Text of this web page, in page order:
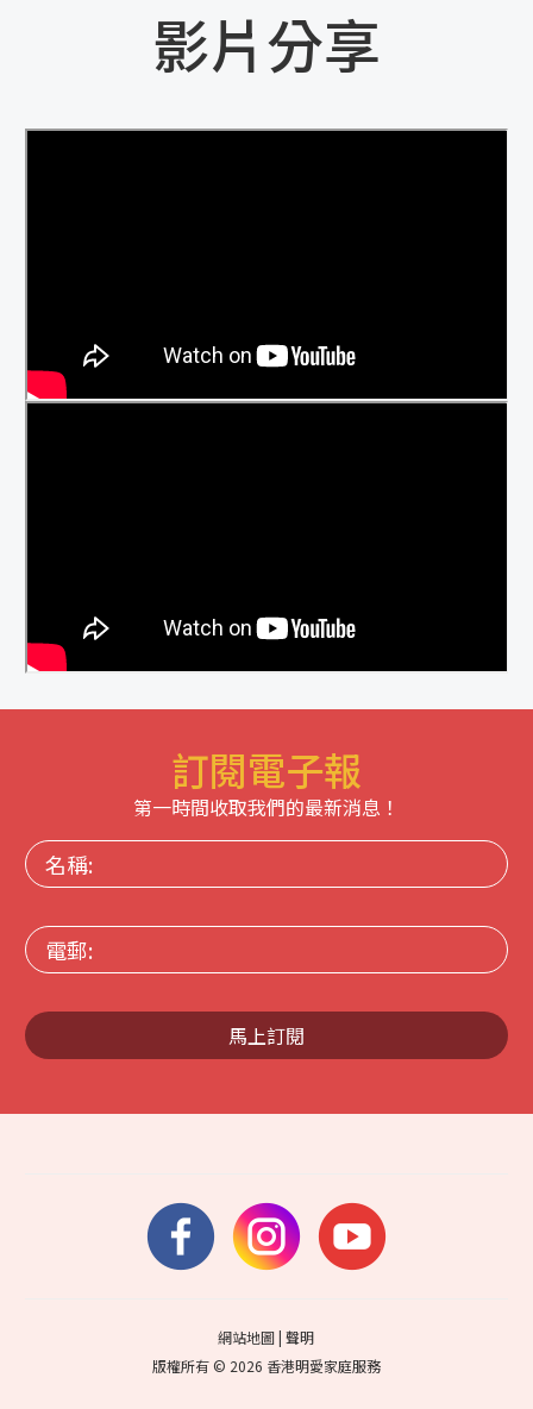
影片分享
訂閱電子報
第一時間收取我們的最新消息！
名
稱:
電
郵:
馬上訂閱
網站地圖|聲明
版權所有 © 2026 香港明愛家庭服務